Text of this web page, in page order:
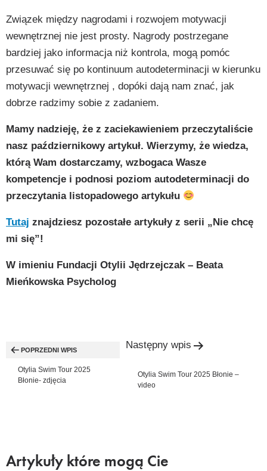
Związek między nagrodami i rozwojem motywacji
wewnętrznej nie jest prosty. Nagrody postrzegane
bardziej jako informacja niż kontrola, mogą pomóc
przesuwać się po kontinuum autodeterminacji w kierunku
motywacji wewnętrznej , dopóki dają nam znać, jak
dobrze radzimy sobie z zadaniem.
Mamy nadzieję, że z zaciekawieniem przeczytaliście
nasz październikowy artykuł. Wierzymy, że wiedza,
którą Wam dostarczamy, wzbogaca Wasze
kompetencje i podnosi poziom autodeterminacji do
przeczytania listopadowego artykułu
Tutaj znajdziesz pozostałe artykuły z serii „Nie chcę
mi się”!
W imieniu Fundacji Otylii Jędrzejczak – Beata
Mieńkowska Psycholog
wpisu
POPRZEDNI WPIS
Otylia Swim Tour 2025
Błonie- zdjęcia
Następny wpis
Otylia Swim Tour 2025 Błonie –
video
Artykuły które mogą Cie